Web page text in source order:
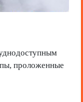
проложенные